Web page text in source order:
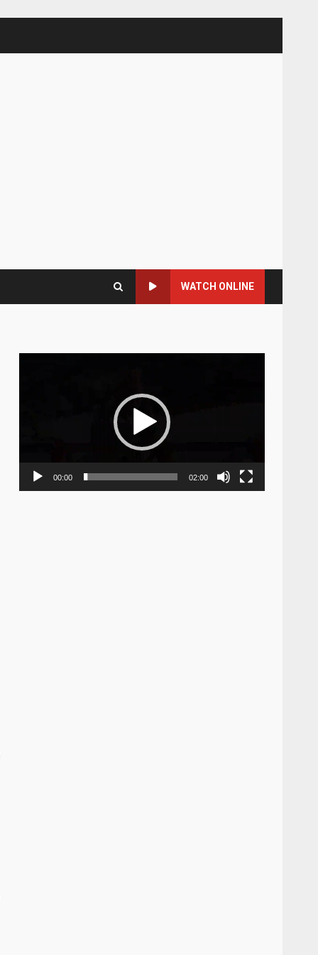
WATCH ONLINE
00:00 02:00